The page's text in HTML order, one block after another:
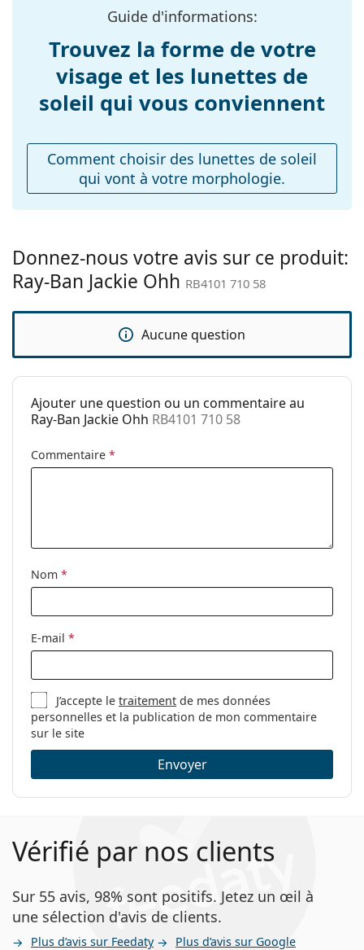
135 mm
Largeur du pont:
17 mm
Accessoires
Étui:
Oui
Tissu de
Oui
Autres
Sexe:
Pour femmes
Catégorie:
Lunettes de soleil
Ray-Ban
Code:
RB4101 710 58
Non
Guide d'informations:
Trouvez la forme de votre
visage et les lunettes de
soleil qui vous conviennent
Comment choisir des lunettes de soleil
qui vont à votre morphologie.
Donnez-nous votre avis sur ce produit:
Ray-Ban Jackie Ohh RB4101 710 58
Aucune question
Ajouter une question ou un commentaire au
Ray-Ban Jackie Ohh RB4101 710 58
Commentaire *
Nom *
E-mail *
J’accepte letraitement de mes données
personnelles et la publication de mon commentaire
sur le site
Envoyer
Vérifié par nos clients
Sur 55 avis, 98% sont positifs. Jetez un œil à
une sélection d'avis de clients.
Plus d’avis sur Feedaty Plus d’avis sur Google